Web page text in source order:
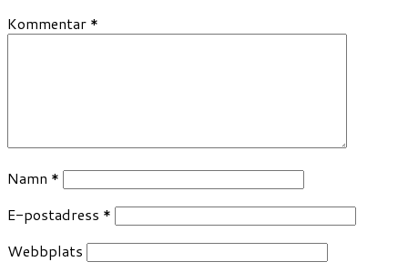
Kommentar *
Namn *
E-postadress *
Webbplats